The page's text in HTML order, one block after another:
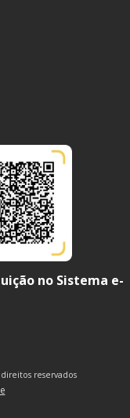
no Sistema e-
reservados